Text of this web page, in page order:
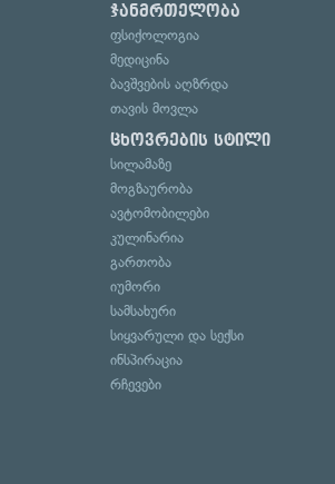
ჯანმრთელობა
ფსიქოლოგია
მედიცინა
ბავშვების აღზრდა
თავის მოვლა
ცხოვრების სტილი
სილამაზე
მოგზაურობა
ავტომობილები
კულინარია
გართობა
იუმორი
სამსახური
სიყვარული და სექსი
ინსპირაცია
რჩევები